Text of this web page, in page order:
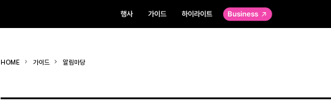
행사 가이드 하이라이트 Business
HOME 가이드 알림마당